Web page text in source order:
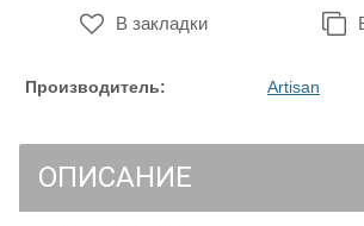
В закладки
Производитель: Artisan
ОПИСАНИЕ